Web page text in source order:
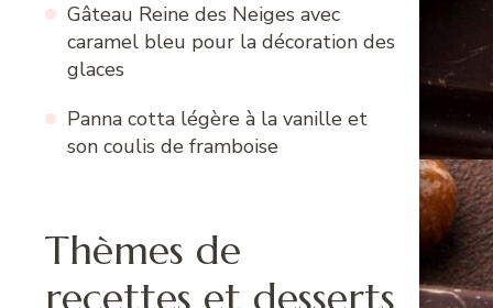
Gâteau Reine des Neiges avec
caramel bleu pour la décoration des
glaces
Panna cotta légère à la vanille et
son coulis de framboise
Thèmes de
recettes et desserts